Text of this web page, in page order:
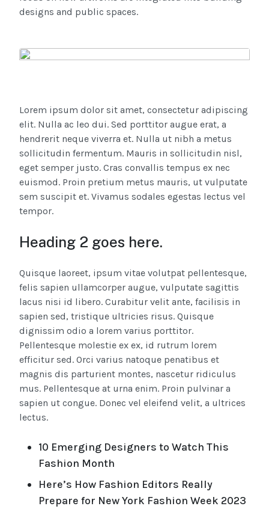
designs and public spaces.
Lorem ipsum dolor sit amet, consectetur adipiscing
elit. Nulla ac leo dui. Sed porttitor augue erat, a
hendrerit neque viverra et. Nulla ut nibh a metus
sollicitudin fermentum. Mauris in sollicitudin nisl,
eget semper justo. Cras convallis tempus ex nec
euismod. Proin pretium metus mauris, ut vulputate
sem suscipit et. Vivamus sodales egestas lectus vel
tempor.
Heading 2 goes here.
Quisque laoreet, ipsum vitae volutpat pellentesque,
felis sapien ullamcorper augue, vulputate sagittis
lacus nisi id libero. Curabitur velit ante, facilisis in
sapien sed, tristique ultricies risus. Quisque
dignissim odio a lorem varius porttitor.
Pellentesque molestie ex ex, id rutrum lorem
efficitur sed. Orci varius natoque penatibus et
magnis dis parturient montes, nascetur ridiculus
mus. Pellentesque at urna enim. Proin pulvinar a
sapien ut congue. Donec vel eleifend velit, a ultrices
lectus.
10 Emerging Designers to Watch This
Fashion Month
Here’s How Fashion Editors Really
Prepare for New York Fashion Week 2023